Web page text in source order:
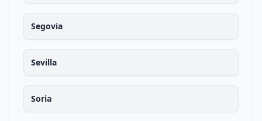
Segovia
Sevilla
Soria